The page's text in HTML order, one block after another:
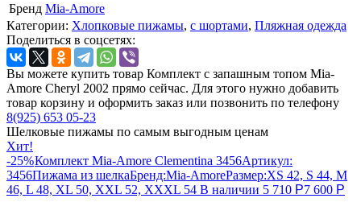
Бренд Mia-Amore
Категории: Хлопковые пижамы, с шортами, Пляжная одежда
Поделиться в соцсетях:
Вы можете купить товар Комплект с запашным топом Mia-
Amore Cheryl 2002 прямо сейчас. Для этого нужно добавить
товар корзину и оформить заказ или позвонить по телефону
8(925) 653 05-23
Шелковые пижамы по самым выгодным ценам
Хит!
-25%Комплект Mia-Amore Clementina 3456Артикул:
3456Пижама из шелкаБренд:Mia-AmoreРазмер:XS 42, S 44, M
46, L 48, XL 50, XXL 52, XXXL 54 В наличии 5 710 Р7 600 Р